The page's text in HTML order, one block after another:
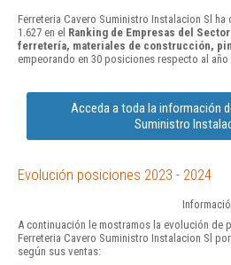
Ferreteria Cavero Suministro Instalacion Sl
1.627 en el Ranking de Empresas del
ferretería, materiales de construcción,
empeorando en 30 posiciones respecto al año
Acceda a toda la información
Suministro
Evolución posiciones 2023 - 2024
A continuación le mostramos la evolución de
Ferreteria Cavero Suministro Instalacion Sl
según sus ventas: